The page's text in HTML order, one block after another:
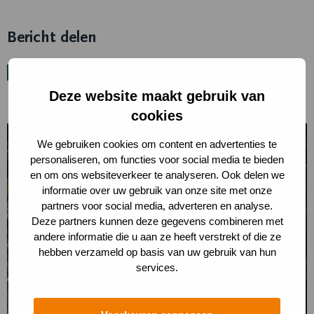
Deze website maakt gebruik van
cookies
We gebruiken cookies om content en advertenties te
personaliseren, om functies voor social media te bieden
en om ons websiteverkeer te analyseren. Ook delen we
informatie over uw gebruik van onze site met onze
partners voor social media, adverteren en analyse.
Deze partners kunnen deze gegevens combineren met
andere informatie die u aan ze heeft verstrekt of die ze
hebben verzameld op basis van uw gebruik van hun
services.
Bericht delen
via
via
via
via
Laatste nieuws
meer
Toegang
tot
Nationaal
Park
beperkt
vanwege